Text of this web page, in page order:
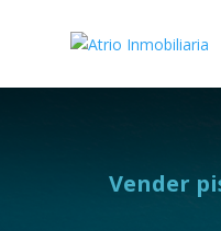
Vender